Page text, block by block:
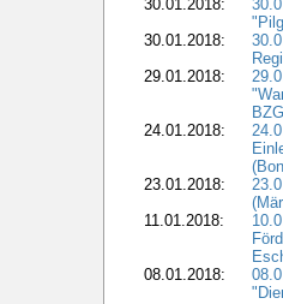
30.01.2018:
30.01.2018:
29.01.2018:
24.01.2018:
23.01.2018:
11.01.2018:
08.01.2018: